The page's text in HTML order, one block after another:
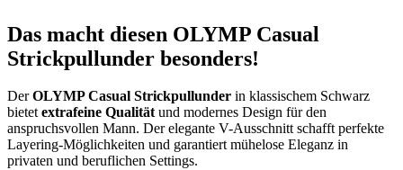
Das macht diesen OLYMP Casual
Strickpullunder besonders!
DerOLYMP Casual Strickpullunder in klassischem Schwarz
bietetextrafeine Qualitätund modernes Design für den
anspruchsvollen Mann. Der elegante V-Ausschnitt schafft perfekte
Layering-Möglichkeiten und garantiert mühelose Eleganz in
privaten und beruflichen Settings.